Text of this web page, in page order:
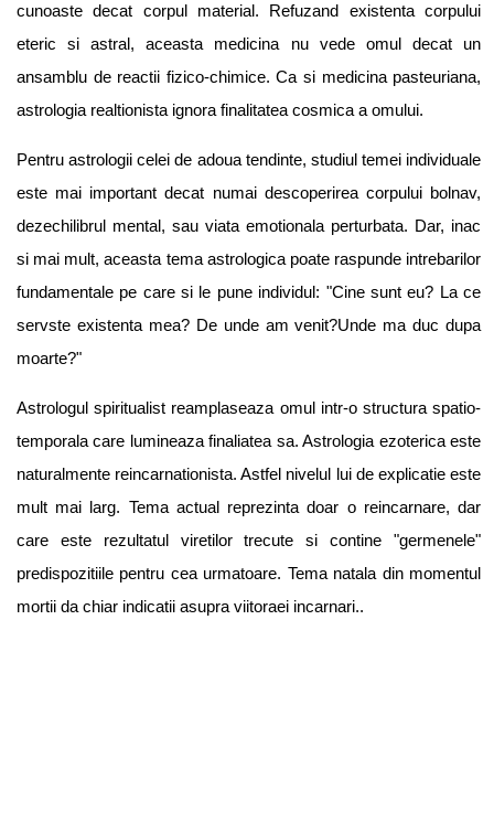
cunoaste decat corpul material. Refuzand existenta corpului
eteric si astral, aceasta medicina nu vede omul decat un
ansamblu de reactii fizico-chimice. Ca si medicina pasteuriana,
astrologia realtionista ignora finalitatea cosmica a omului.
Pentru astrologii celei de adoua tendinte, studiul temei individuale
este mai important decat numai descoperirea corpului bolnav,
dezechilibrul mental, sau viata emotionala perturbata. Dar, inac
si mai mult, aceasta tema astrologica poate raspunde intrebarilor
fundamentale pe care si le pune individul: "Cine sunt eu? La ce
servste existenta mea? De unde am venit?Unde ma duc dupa
moarte?"
Astrologul spiritualist reamplaseaza omul intr-o structura spatio-
temporala care lumineaza finaliatea sa. Astrologia ezoterica este
naturalmente reincarnationista. Astfel nivelul lui de explicatie este
mult mai larg. Tema actual reprezinta doar o reincarnare, dar
care este rezultatul viretilor trecute si contine "germenele"
predispozitiile pentru cea urmatoare. Tema natala din momentul
mortii da chiar indicatii asupra viitoraei incarnari..